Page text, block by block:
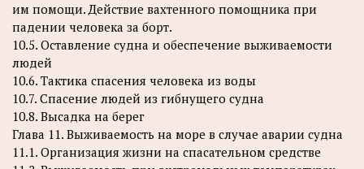
им помощи. Действие вахтенного помощника при
падении человека за борт.
10.5. Оставление судна и обеспечение выживаемости
людей
10.6. Тактика спасения человека из воды
10.7. Спасение людей из гибнущего судна
10.8. Высадка на берег
Глава 11. Выживаемость на море в случае аварии судна
11.1. Организация жизни на спасательном средстве